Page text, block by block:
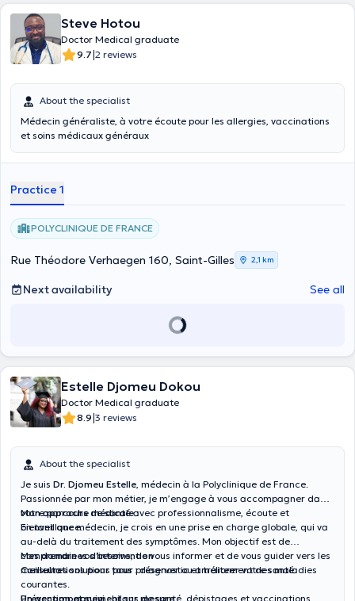
Steve Hotou
Doctor Medical graduate
9.7|2 reviews
About the specialist
Médecin généraliste, à votre écoute pour les allergies, vaccinations
et soins médicaux généraux
Practice 1
POLYCLINIQUE DE FRANCE
Rue Théodore Verhaegen 160, Saint-Gilles 2,1 km
Next availability See all
Estelle Djomeu Dokou
Doctor Medical graduate
8.9|3 reviews
About the specialist
Je suis Dr. Djomeu Estelle, médecin à la Polyclinique de France.
Passionnée par mon métier, je m’engage à vous accompagner dans
votre parcours de santé avec professionnalisme, écoute et
bienveillance.
Mon approche médicale :
En tant que médecin, je crois en une prise en charge globale, qui va
au-delà du traitement des symptômes. Mon objectif est de
comprendre vos besoins, de vous informer et de vous guider vers les
meilleures solutions pour préserver ou améliorer votre santé.
Mes domaines d’intervention :
Consultations pour tous: diagnostic et traitement des maladies
courantes.
Prévention et suivi: bilans de santé, dépistages et vaccinations.
Un accompagnement sur mesure :